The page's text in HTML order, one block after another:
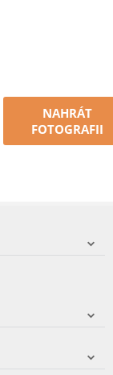
NAHRÁT
FOTOGRAFII